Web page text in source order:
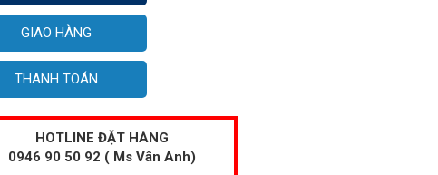
GIAO HÀNG
THANH TOÁN
HOTLINE ĐẶT HÀNG
0946 90 50 92 ( Ms Vân Anh)